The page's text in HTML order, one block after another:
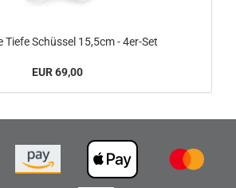
Tiefe Schüssel 15,5cm - 4er-Set
EUR 69,00